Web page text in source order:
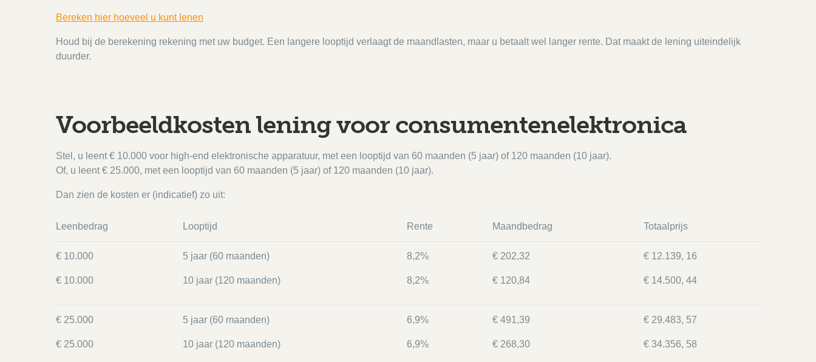
Bereken hier hoeveel u kunt lenen
Houd bij de berekening rekening met uw budget. Een langere looptijd verlaagt de maandlasten, maar u betaalt wel langer rente. Dat maakt de lening uiteindelijk
duurder.
Voorbeeldkosten lening voor consumentenelektronica
Stel, u leent € 10.000 voor high-end elektronische apparatuur, met een looptijd van 60 maanden (5 jaar) of 120 maanden (10 jaar).
Of, u leent € 25.000, met een looptijd van 60 maanden (5 jaar) of 120 maanden (10 jaar).
Dan zien de kosten er (indicatief) zo uit:
Leenbedrag Looptijd Rente Maandbedrag Totaalprijs
€ 10.000
€ 10.000
5 jaar (60 maanden)
10 jaar (120 maanden)
8,2%
8,2%
€ 202,32
€ 120,84
€ 12.139, 16
€ 14.500, 44
€ 25.000
€ 25.000
5 jaar (60 maanden)
10 jaar (120 maanden)
6,9%
6,9%
€ 491,39
€ 268,30
€ 29.483, 57
€ 34.356, 58